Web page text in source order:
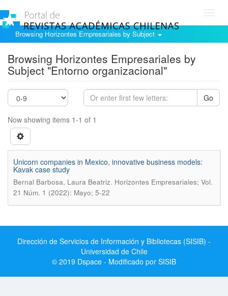
Browsing Horizontes Empresariales by Subject
Browsing Horizontes Empresariales by
Subject "Entorno organizacional"
Go
Now showing items 1-1 of 1
Unicorn companies in Mexico, innovative business models:
Kavak case study
Bernal Barbosa, Laura Beatriz. Horizontes Empresariales; Vol.
21 Núm. 1 (2022): Mayo; 5-22
Dirección de Servicios de Información y Bibliotecas (SISIB) -
Universidad de Chile
© 2019 Dspace - Modificado por SISIB